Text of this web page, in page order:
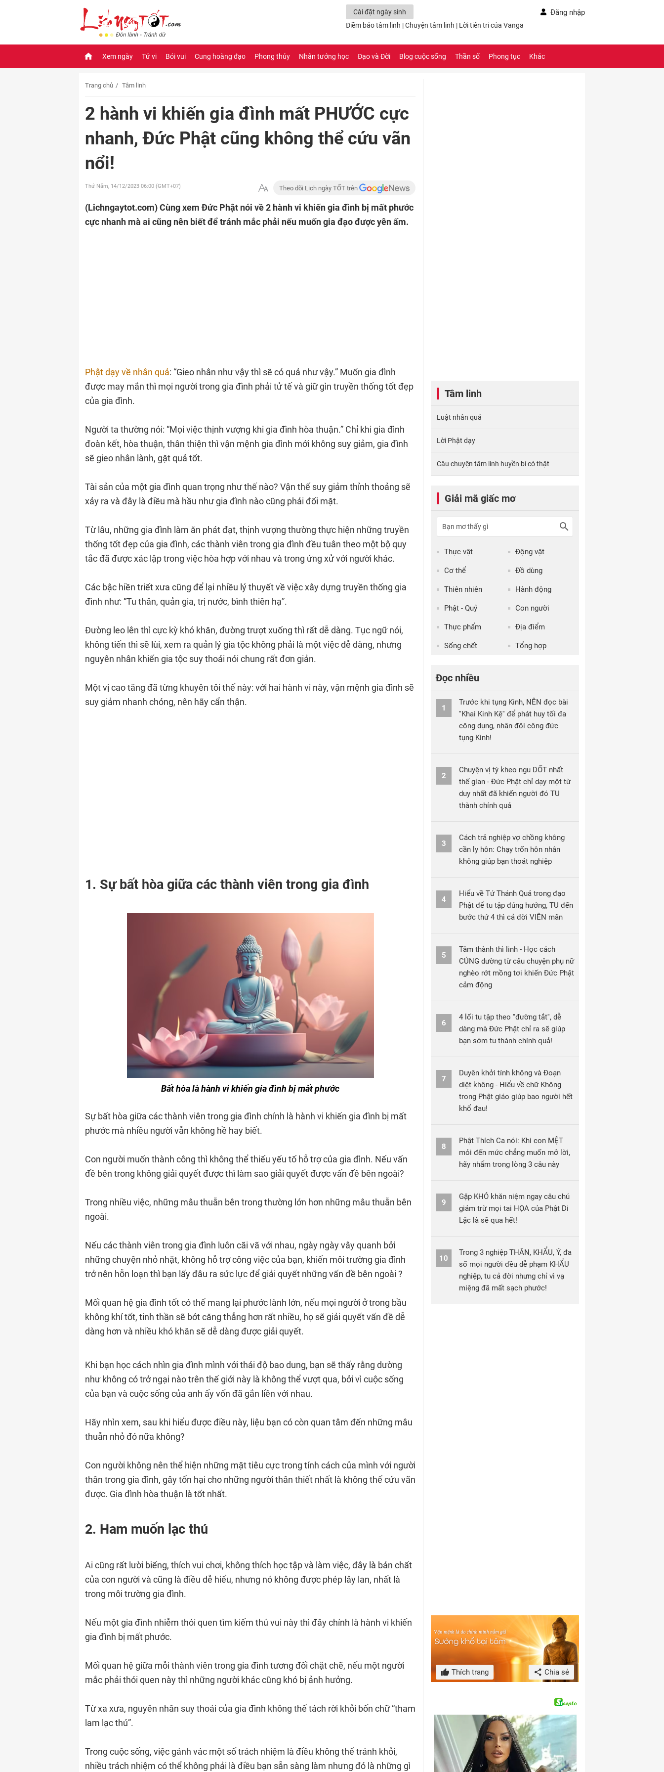
Cài đặt ngày sinh Đăng nhập
Điềm báo tâm linh |Chuyện tâm linh | Lời tiên tri của Vanga
Xem ngày Tử vi Bói vui Cung hoàng đạo Phong thủy Nhân tướng học Đạo và Đời Blog cuộc sống Thần số Phong tục Khác
Trang chủ Tâm linh
2 hành vi khiến gia đình mất PHƯỚC cực
nhanh, Đức Phật cũng không thể cứu vãn
nổi!
Thứ Năm, 14/12/2023 06:00 (GMT+07) Theo dõi Lịch ngày TỐT trên
(Lichngaytot.com)Cùng xem Đức Phật nói về 2 hành vi khiến gia đình bị mất phước
cực nhanh mà ai cũng nên biết để tránh mắc phải nếu muốn gia đạo được yên ấm.
Phật dạy về nhân quả: “Gieo nhân như vậy thì sẽ có quả như vậy.” Muốn gia đình
được may mắn thì mọi người trong gia đình phải tử tế và giữ gìn truyền thống tốt đẹp
của gia đình.
Người ta thường nói: “Mọi việc thịnh vượng khi gia đình hòa thuận.” Chỉ khi gia đình
đoàn kết, hòa thuận, thân thiện thì vận mệnh gia đình mới không suy giảm, gia đình
sẽ gieo nhân lành, gặt quả tốt.
Tài sản của một gia đình quan trọng như thế nào? Vận thế suy giảm thỉnh thoảng sẽ
xảy ra và đây là điều mà hầu như gia đình nào cũng phải đối mặt.
Từ lâu, những gia đình làm ăn phát đạt, thịnh vượng thường thực hiện những truyền
thống tốt đẹp của gia đình, các thành viên trong gia đình đều tuân theo một bộ quy
tắc đã được xác lập trong việc hòa hợp với nhau và trong ứng xử với người khác.
Các bậc hiền triết xưa cũng để lại nhiều lý thuyết về việc xây dựng truyền thống gia
đình như: “Tu thân, quản gia, trị nước, bình thiên hạ”.
Đường leo lên thì cực kỳ khó khăn, đường trượt xuống thì rất dễ dàng. Tục ngữ nói,
không tiến thì sẽ lùi, xem ra quản lý gia tộc không phải là một việc dễ dàng, nhưng
nguyên nhân khiến gia tộc suy thoái nói chung rất đơn giản.
Một vị cao tăng đã từng khuyên tôi thế này: với hai hành vi này, vận mệnh gia đình sẽ
suy giảm nhanh chóng, nên hãy cẩn thận.
1. Sự bất hòa giữa các thành viên trong gia đình
Bất hòa là hành vi khiến gia đình bị mất phước
Sự bất hòa giữa các thành viên trong gia đình chính là hành vi khiến gia đình bị mất
phước mà nhiều người vẫn không hề hay biết.
Con người muốn thành công thì không thể thiếu yếu tố hỗ trợ của gia đình. Nếu vấn
đề bên trong không giải quyết được thì làm sao giải quyết được vấn đề bên ngoài?
Trong nhiều việc, những mâu thuẫn bên trong thường lớn hơn những mâu thuẫn bên
ngoài.
Nếu các thành viên trong gia đình luôn cãi vã với nhau, ngày ngày vây quanh bởi
những chuyện nhỏ nhặt, không hỗ trợ công việc của bạn, khiến môi trường gia đình
trở nên hỗn loạn thì bạn lấy đâu ra sức lực để giải quyết những vấn đề bên ngoài ?
Mối quan hệ gia đình tốt có thể mang lại phước lành lớn, nếu mọi người ở trong bầu
không khí tốt, tinh thần sẽ bớt căng thẳng hơn rất nhiều, họ sẽ giải quyết vấn đề dễ
dàng hơn và nhiều khó khăn sẽ dễ dàng được giải quyết.
Khi bạn học cách nhìn gia đình mình với thái độ bao dung, bạn sẽ thấy rằng dường
như không có trở ngại nào trên thế giới này là không thể vượt qua, bởi vì cuộc sống
của bạn và cuộc sống của anh ấy vốn đã gắn liền với nhau.
Hãy nhìn xem, sau khi hiểu được điều này, liệu bạn có còn quan tâm đến những mâu
thuẫn nhỏ đó nữa không?
Con người không nên thể hiện những mặt tiêu cực trong tính cách của mình với người
thân trong gia đình, gây tổn hại cho những người thân thiết nhất là không thể cứu vãn
được. Gia đình hòa thuận là tốt nhất.
2. Ham muốn lạc thú
Ai cũng rất lười biếng, thích vui chơi, không thích học tập và làm việc, đây là bản chất
của con người và cũng là điều dễ hiểu, nhưng nó không được phép lây lan, nhất là
trong môi trường gia đình.
Nếu một gia đình nhiễm thói quen tìm kiếm thú vui này thì đây chính là hành vi khiến
gia đình bị mất phước.
Mối quan hệ giữa mỗi thành viên trong gia đình tương đối chặt chẽ, nếu một người
mắc phải thói quen này thì những người khác cũng khó bị ảnh hưởng.
Từ xa xưa, nguyên nhân suy thoái của gia đình không thể tách rời khỏi bốn chữ “tham
lam lạc thú”.
Trong cuộc sống, việc gánh vác một số trách nhiệm là điều không thể tránh khỏi,
nhiều trách nhiệm có thể không phải là điều bạn sẵn sàng làm nhưng đó là những gì
Tâm linh
Luật nhân quả
Lời Phật dạy
Câu chuyện tâm linh huyền bí có thật
Giải mã giấc mơ
Thực vật Động vật
Cơ thể Đồ dùng
Thiên nhiên Hành động
Phật - Quỷ Con người
Thực phẩm Địa điểm
Sống chết Tổng hợp
Đọc nhiều
1
Trước khi tụng Kinh, NÊN đọc bài
''Khai Kinh Kệ'' để phát huy tối đa
công dụng, nhân đôi công đức
tụng Kinh!
2
Chuyện vị tỳ kheo ngu DỐT nhất
thế gian - Đức Phật chỉ dạy một từ
duy nhất đã khiến người đó TU
thành chính quả
3
Cách trả nghiệp vợ chồng không
cần ly hôn: Chạy trốn hôn nhân
không giúp bạn thoát nghiệp
4
Hiểu về Tứ Thánh Quả trong đạo
Phật để tu tập đúng hướng, TU đến
bước thứ 4 thì cả đời VIÊN mãn
5
Tâm thành thì linh - Học cách
CÚNG dường từ câu chuyện phụ nữ
nghèo rớt mồng tơi khiến Đức Phật
cảm động
6
4 lối tu tập theo ''đường tắt'', dễ
dàng mà Đức Phật chỉ ra sẽ giúp
bạn sớm tu thành chính quả!
7
Duyên khởi tính không và Đoạn
diệt không - Hiểu về chữ Không
trong Phật giáo giúp bao người hết
khổ đau!
8
Phật Thích Ca nói: Khi con MỆT
mỏi đến mức chẳng muốn mở lời,
hãy nhẩm trong lòng 3 câu này
9
Gặp KHÓ khăn niệm ngay câu chú
giảm trừ mọi tai HỌA của Phật Di
Lặc là sẽ qua hết!
10
Trong 3 nghiệp THÂN, KHẨU, Ý, đa
số mọi người đều dễ phạm KHẨU
nghiệp, tu cả đời nhưng chỉ vì vạ
miệng đã mất sạch phước!
Thích trang Chia sẻ